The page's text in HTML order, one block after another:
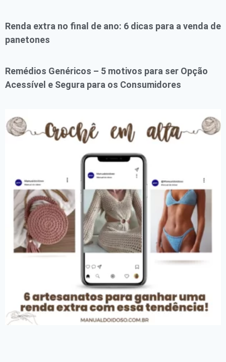
Renda extra no final de ano: 6 dicas para a venda de
panetones
Remédios Genéricos – 5 motivos para ser Opção
Acessível e Segura para os Consumidores